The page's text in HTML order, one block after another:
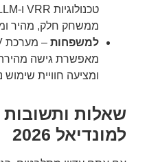
ממשחק חלק, מהיר
למשפחות
מאפשרת גישה מהירה
ומציעה חוויית
למונדיאל 2026